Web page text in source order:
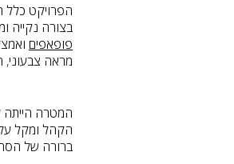
הפרויקט כלל
בצורה נקייה
פופאפים
מראה צבעוני,
המטרה הייתה
הקהל ומקל
ברורה של